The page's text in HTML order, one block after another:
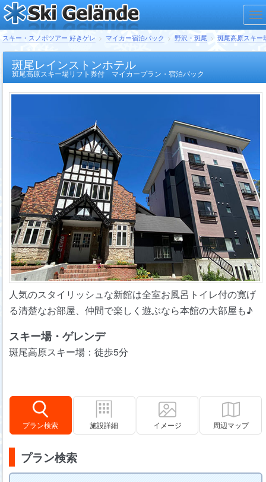
スキー・スノボツアー 好きゲレ マイカー宿泊パック 野沢・斑尾 斑尾高原スキー
斑尾レインストンホテル
斑尾高原スキー場リフト券付 マイカープラン・宿泊パック
人気のスタイリッシュな新館は全室お風呂トイレ付の寛げ
る清楚なお部屋、仲間で楽しく遊ぶなら本館の大部屋も♪
スキー場・ゲレンデ
斑尾高原スキー場：徒歩5分
プラン検索 施設詳細 イメージ 周辺マップ
プラン検索